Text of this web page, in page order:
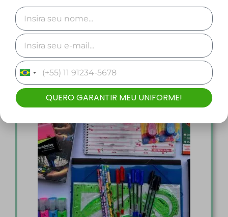
R$349,53
Comprar
Brazil
+55
QUERO GARANTIR MEU UNIFORME!